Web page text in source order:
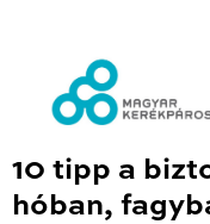
10 tipp a
hóban,